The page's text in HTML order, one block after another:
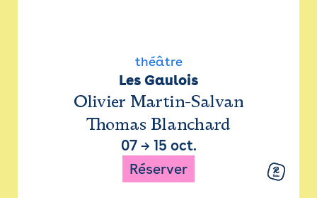
théâtre
Les Gaulois
Olivier Martin-Salvan
Thomas Blanchard
07→ 15 oct.
Réserver